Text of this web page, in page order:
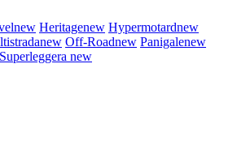
new Heritagenew Hypermotardnew
new Off-Roadnew Panigalenew
Superleggera new